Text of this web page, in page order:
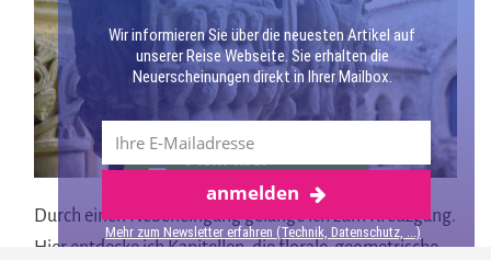
Durch einen Nebeneingang gelange ich zum Kreuzgang.
Hier entdecke ich Kapitellen, die florale, geometrische
Mehr über
Kantabrien
Wir informieren Sie über die neuesten Artikel auf
unserer Reise Webseite. Sie erhalten die
Neuerscheinungen direkt in Ihrer Mailbox.
anmelden
Mehr zum Newsletter erfahren (Technik, Datenschutz, ...)